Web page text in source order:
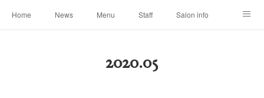
Home News Menu Staff Salon info
2020.05